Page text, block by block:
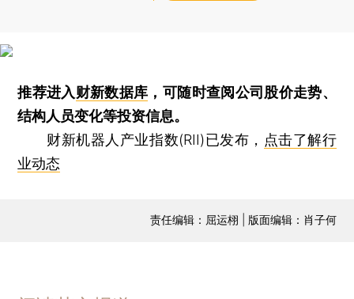
推荐进入财新数据库 ，可随时查阅公司股价走势、
结构人员变化等投资信息。
财新机器人产业指数(RII)已发布， 点击了解行
业动态
责任编辑：屈运栩 | 版面编辑：肖子何